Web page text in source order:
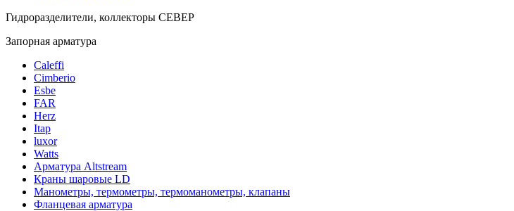
Гидроразделители, коллекторы СЕВЕР
Запорная арматура
Caleffi
Cimberio
Esbe
FAR
Herz
Itap
luxor
Watts
Арматура Altstream
Краны шаровые LD
Манометры, термометры, термоманометры, клапаны
Фланцевая арматура